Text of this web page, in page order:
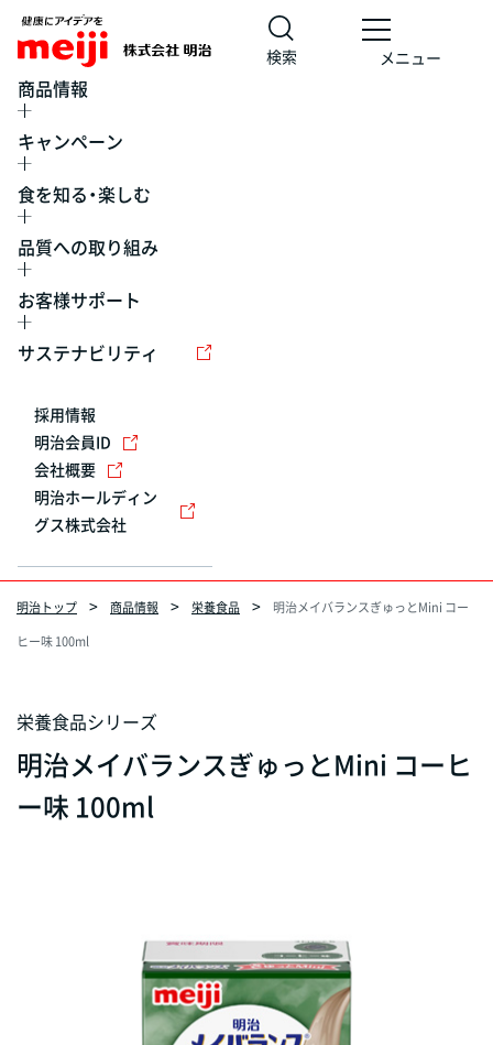
検索 メニュー
商品情報
キャンペーン
食を知る・楽しむ
品質への取り組み
お客様サポート
サステナビリティ
採用情報
明治会員ID
会社概要
明治ホールディン
グス株式会社
明治トップ 商品情報 栄養食品
明治メイバランスぎゅっとMini コー
ヒー味 100ml
栄養食品シリーズ
明治メイバランスぎゅっとMini コーヒ
ー味 100ml